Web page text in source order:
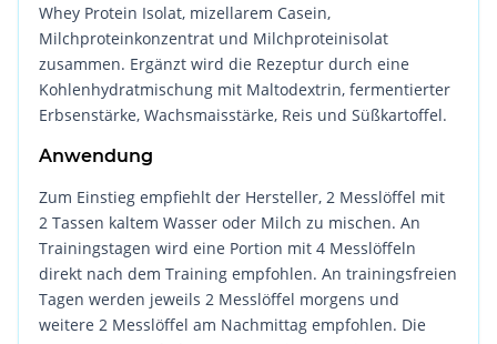
Whey Protein Isolat, mizellarem Casein,
Milchproteinkonzentrat und Milchproteinisolat
zusammen. Ergänzt wird die Rezeptur durch eine
Kohlenhydratmischung mit Maltodextrin, fermentierter
Erbsenstärke, Wachsmaisstärke, Reis und Süßkartoffel.
Anwendung
Zum Einstieg empfiehlt der Hersteller, 2 Messlöffel mit
2 Tassen kaltem Wasser oder Milch zu mischen. An
Trainingstagen wird eine Portion mit 4 Messlöffeln
direkt nach dem Training empfohlen. An trainingsfreien
Tagen werden jeweils 2 Messlöffel morgens und
weitere 2 Messlöffel am Nachmittag empfohlen. Die